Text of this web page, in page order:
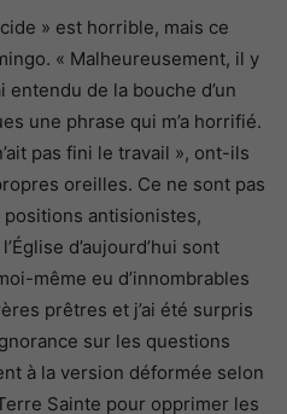
» est horrible, mais ce
« Malheureusement, il y
entendu de la bouche d’un
une phrase qui m’a horrifié.
pas fini le travail », ont-ils
oreilles. Ce ne sont pas
antisionistes,
d’aujourd’hui sont
même eu d’innombrables
prêtres et j’ai été surpris
sur les questions
à la version déformée selon
Sainte pour opprimer les